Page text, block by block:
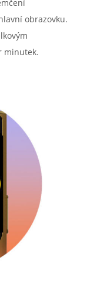
obrazovku.
minutek.